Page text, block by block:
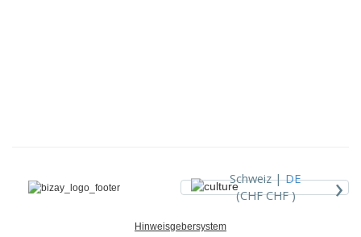
Schweiz |DE
(CHF CHF )
›
Hinweisgebersystem